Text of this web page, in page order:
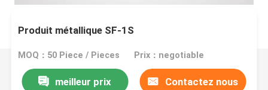
Produit métallique SF-1S
MOQ：50 Piece / Pieces Prix：negotiable
meilleur prix Contactez nous